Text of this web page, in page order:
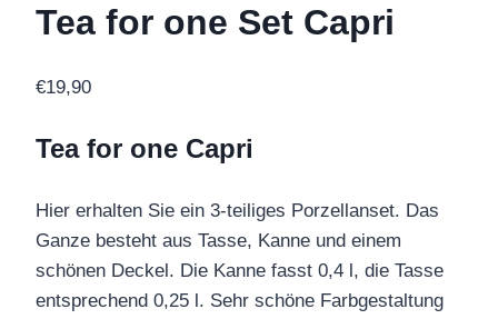
Tea for one Set Capri
€19,90
Tea for one Capri
Hier erhalten Sie ein 3-teiliges Porzellanset. Das
Ganze besteht aus Tasse, Kanne und einem
schönen Deckel. Die Kanne fasst 0,4 l, die Tasse
entsprechend 0,25 l. Sehr schöne Farbgestaltung